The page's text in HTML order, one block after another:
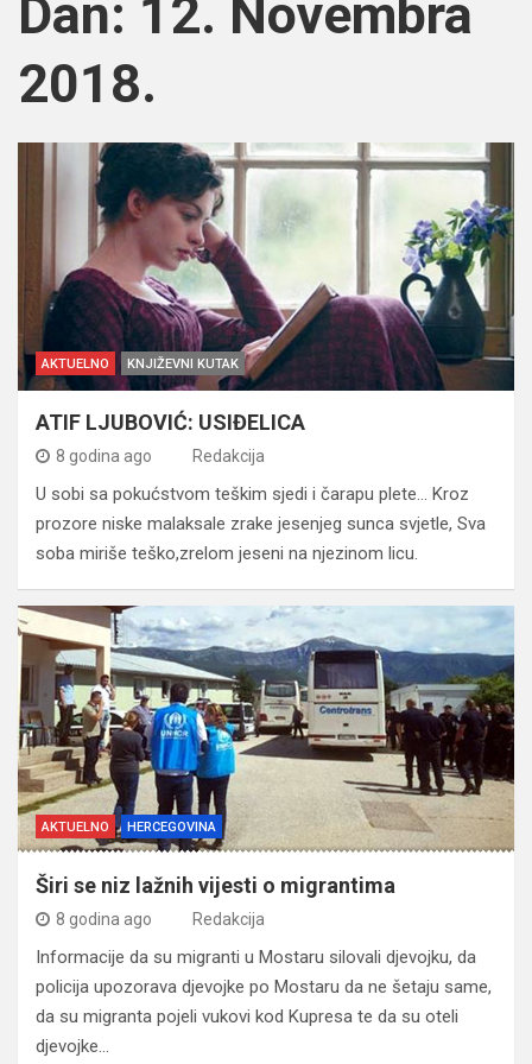
Dan: 12. Novembra
2018.
AKTUELNO KNJIŽEVNI KUTAK
ATIF LJUBOVIĆ: USIĐELICA
8 godina ago Redakcija
U sobi sa pokućstvom teškim sjedi i čarapu plete… Kroz
prozore niske malaksale zrake jesenjeg sunca svjetle, Sva
soba miriše teško,zrelom jeseni na njezinom licu.
AKTUELNO HERCEGOVINA
Širi se niz lažnih vijesti o migrantima
8 godina ago Redakcija
Informacije da su migranti u Mostaru silovali djevojku, da
policija upozorava djevojke po Mostaru da ne šetaju same,
da su migranta pojeli vukovi kod Kupresa te da su oteli
djevojke…